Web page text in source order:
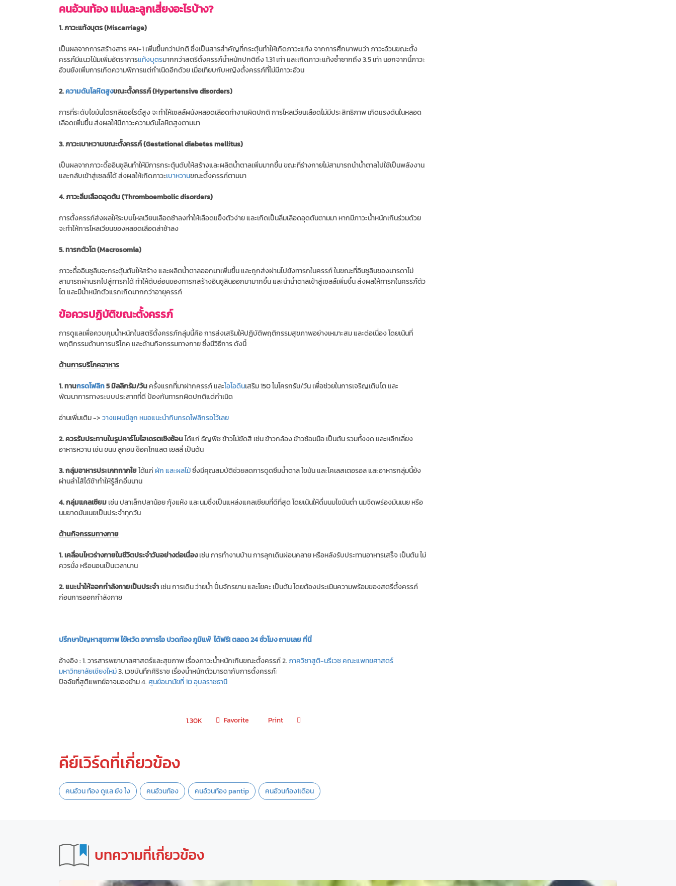
คนอ้วนท้อง แม่และลูกเสี่ยงอะไรบ้าง?
1. ภาวะแท้งบุตร (Miscarriage)
เป็นผลจากการสร้างสาร PAI-1 เพิ่มขึ้นกว่าปกติ ซึ่งเป็นสารสำคัญที่กระตุ้นทำให้เกิดภาวะแท้ง จากการศึกษาพบว่า ภาวะอ้วนขณะตั้ง
ครรภ์มีแนวโน้มเพิ่มอัตราการแท้งบุตรมากกว่าสตรีตั้งครรภ์น้ำหนักปกติถึง 1.31 เท่า และเกิดภาวะแท้งซ้ำซากถึง 3.5 เท่า นอกจากนี้ภาวะ
อ้วนยังเพิ่มการเกิดความพิการแต่กำเนิดอีกด้วย เมื่อเทียบกับหญิงตั้งครรภ์ที่ไม่มีภาวะอ้วน
2.ความดันโลหิตสูงขณะตั้งครรภ์ (Hypertensive disorders)
การที่ระดับไขมันไตรกลีเซอไรด์สูง จะทำให้เซลล์ผนังหลอดเลือดทำงานผิดปกติ การไหลเวียนเลือดไม่มีประสิทธิภาพ เกิดแรงดันในหลอด
เลือดเพิ่มขึ้น ส่งผลให้มีภาวะความดันโลหิตสูงตามมา
3. ภาวะเบาหวานขณะตั้งครรภ์ (Gestational diabetes mellitus)
เป็นผลจากภาวะดื้ออินซูลินทำให้มีการกระตุ้นตับให้สร้างและผลิตน้ำตาลเพิ่มมากขึ้น ขณะที่ร่างกายไม่สามารถนำน้ำตาลไปใช้เป็นพลังงาน
และกลับเข้าสู่เซลล์ได้ ส่งผลให้เกิดภาวะเบาหวานขณะตั้งครรภ์ตามมา
4. ภาวะลิ่มเลือดอุดตัน (Thromboembolic disorders)
การตั้งครรภ์ส่งผลให้ระบบไหลเวียนเลือดช้าลงทำให้เลือดแข็งตัวง่าย และเกิดเป็นลิ่มเลือดอุดตันตามมา หากมีภาวะน้ำหนักเกินร่วมด้วย
จะทำให้การไหลเวียนของหลอดเลือดล่าช้าลง
5. ทารกตัวโต (Macrosomia)
ภาวะดื้ออินซูลินจะกระตุ้นตับให้สร้าง และผลิตน้ำตาลออกมาเพิ่มขึ้น และถูกส่งผ่านไปยังทารกในครรภ์ ในขณะที่อินซูลินของมารดาไม่
สามารถผ่านรกไปสู่ทารกได้ ทำให้ตับอ่อนของทารกสร้างอินซูลินออกมามากขึ้น และนำน้ำตาลเข้าสู่เซลล์เพิ่มขึ้น ส่งผลให้ทารกในครรภ์ตัว
โต และมีน้ำหนักตัวแรกเกิดมากกว่าอายุครรภ์
ข้อควรปฏิบัติขณะตั้งครรภ์
การดูแลเพื่อควบคุมน้ำหนักในสตรีตั้งครรภ์กลุ่มนี้คือ การส่งเสริมให้ปฏิบัติพฤติกรรมสุขภาพอย่างเหมาะสม และต่อเนื่อง โดยเน้นที่
พฤติกรรมด้านการบริโภค และด้านกิจกรรมทางกาย ซึ่งมีวิธีการ ดังนี้
ด้านการบริโภคอาหาร
1. ทานกรดโฟลิก5 มิลลิกรัม/วัน ครั้งแรกที่มาฝากครรภ์ และไอโอดีนเสริม 150 ไมโครกรัม/วัน เพื่อช่วยในการเจริญเติบโต และ
พัฒนาการทางระบบประสาทที่ดี ป้องกันทารกผิดปกติแต่กำเนิด
อ่านเพิ่มเติม -> วางแผนมีลูก หมอแนะนำกินกรดโฟลิกรอไว้เลย
2. ควรรับประทานในรูปคาร์โบไฮเดรตเชิงซ้อนได้แก่ ธัญพืช ข้าวไม่ขัดสี เช่น ข้าวกล้อง ข้าวซ้อมมือ เป็นต้น รวมทั้งงด และหลีกเลี่ยง
อาหารหวาน เช่น ขนม ลูกอม ช็อคโกแลต เยลลี่ เป็นต้น
3. กลุ่มอาหารประเภทกากใยได้แก่ ผัก และผลไม้ซึ่งมีคุณสมบัติช่วยลดการดูดซึมน้ำตาล ไขมัน และโคเลสเตอรอล และอาหารกลุ่มนี้ยัง
ผ่านลำไส้ได้ช้าทำให้รู้สึกอิ่มนาน
4. กลุ่มแคลเซียม เช่น ปลาเล็กปลาน้อย กุ้งแห้ง และนมซึ่งเป็นแหล่งแคลเซียมที่ดีที่สุด โดยเน้นให้ดื่มนมไขมันต่ำ นมจืดพร่องมันเนย หรือ
นมขาดมันเนยเป็นประจำทุกวัน
ด้านกิจกรรมทางกาย
1. เคลื่อนไหวร่างกายในชีวิตประจำวันอย่างต่อเนื่องเช่น การทำงานบ้าน การลุกเดินผ่อนคลาย หรือหลังรับประทานอาหารเสร็จ เป็นต้น ไม่
ควรนั่ง หรือนอนเป็นเวลานาน
2. แนะนำให้ออกกำลังกายเป็นประจำ เช่น การเดิน ว่ายน้ำ ปั่นจักรยาน และโยคะ เป็นต้น โดยต้องประเมินความพร้อมของสตรีตั้งครรภ์
ก่อนการออกกำลังกาย
ปรึกษาปัญหาสุขภาพ ไข้หวัด อาการไอ ปวดท้อง ภูมิแพ้ ได้ฟรี! ตลอด 24 ชั่วโมง ถามเลย ที่นี่
อ้างอิง : 1. วารสารพยาบาลศาสตร์และสุขภาพ เรื่องภาวะน้ำหนักเกินขณะตั้งครรภ์ 2. ภาควิชาสูติ-นรีเวช คณะแพทยศาสตร์
มหาวิทยาลัยเชียงใหม่3. เวชบันทึกศิริราช เรื่องน้ำหนักตัวมารดากับการตั้งครรภ์:
ปัจจัยที่สูติแพทย์อาจมองข้าม 4. ศูนย์อนามัยที่ 10 อุบลราชธานี
1.30K Favorite Print
คีย์เวิร์ดที่เกี่ยวข้อง
คนอ้วน ท้อง ดูแล ยัง ไง คนอ้วนท้อง คนอ้วนท้อง pantip คนอ้วนท้อง1เดือน
บทความที่เกี่ยวข้อง